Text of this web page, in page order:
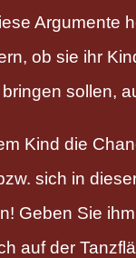
Argumente
ob sie ihr
sollen,
Kind die
sich in
Geben Sie
auf der